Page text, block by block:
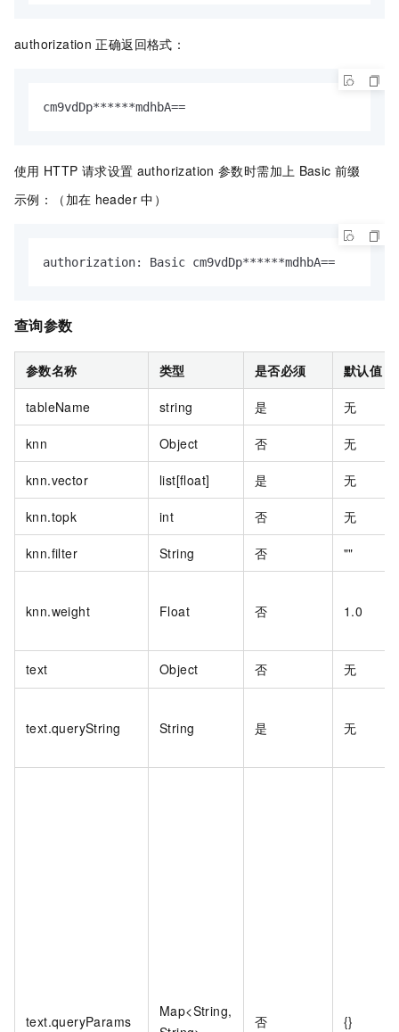
authorization 正确返回格式：
cm9vdDp******mdhbA==
使用 HTTP 请求设置 authorization 参数时需加上 Basic 前缀
示例：（加在 header 中）
authorization: Basic cm9vdDp******mdhbA==
查询参数
参数名称 类型 是否必须 默认值
tableName string 是 无
knn Object 否 无
knn.vector list[float] 是 无
knn.topk int 否 无
knn.filter String 否 ""
knn.weight Float 否 1.0
text Object 否 无
text.queryString String 是 无
text.queryParams
Map<String,
否 {}